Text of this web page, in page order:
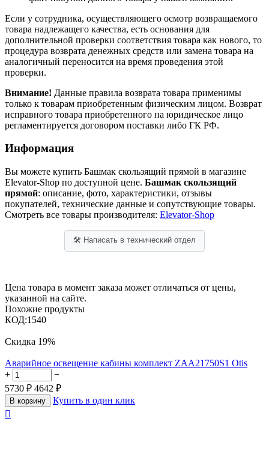
Если у сотрудника, осуществляющего осмотр возвращаемого
товара надлежащего качества, есть основания для
дополнительной проверки соответствия товара как нового, то
процедура возврата денежных средств или замена товара на
аналогичный переносится на время проведения этой
проверки.
Внимание! Данные правила возврата товара применимы
только к товарам приобретенным физическим лицом. Возврат
исправного товара приобретенного на юридическое лицо
регламентируется договором поставки либо ГК РФ.
Информация
Вы можете купить Башмак скользящий прямой в магазине
Elevator-Shop по доступной цене. Башмак скользящий
прямой: описание, фото, характеристики, отзывы
покупателей, технические данные и сопутствующие товары.
Смотреть все товары производителя: Elevator-Shop
🛠 Написать в технический отдел
Цена товара в момент заказа может отличаться от цены,
указанной на сайте.
Похожие продукты
КОД:1540
Скидка 19%
Аварийное освещение кабины комплект ZAA21750S1 Otis
+
−
5730 ₽ 4642 ₽
В корзину
Купить в один клик
